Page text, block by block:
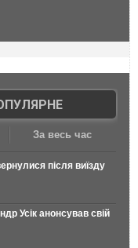
За весь час
після виїзду
Усік анонсував свій